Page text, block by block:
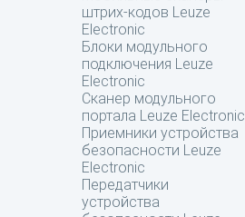
штрих-кодов Leuze
Electronic
Блоки модульного
подключения Leuze
Electronic
Сканер модульного
портала Leuze Electronic
Приемники устройства
безопасности Leuze
Electronic
Передатчики
устройства